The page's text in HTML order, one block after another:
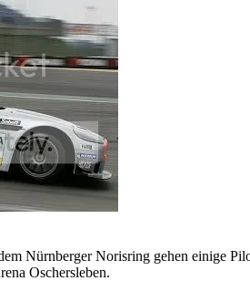
Nürnberger Norisring gehen einige
Oschersleben.